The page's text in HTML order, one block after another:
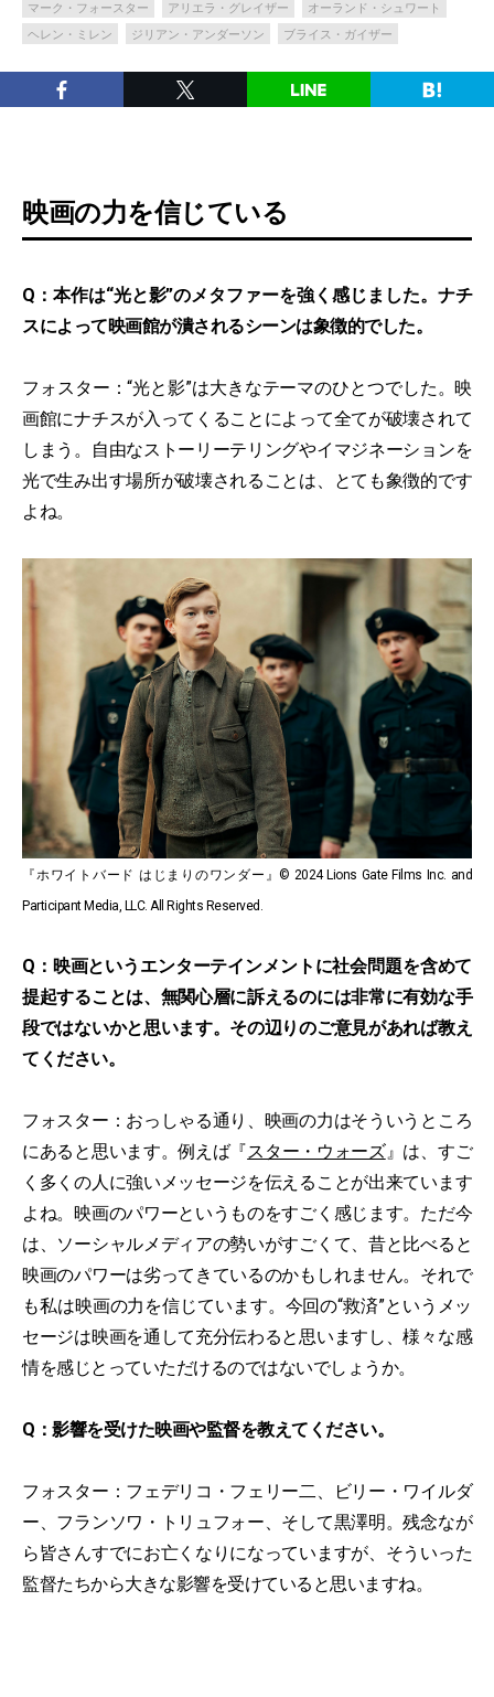
マーク・フォースター
アリエラ・グレイザー
オーランド・シュワート
ヘレン・ミレン
ジリアン・アンダーソン ブライス・ガイザー
映画の力を信じている
Q：本作は“光と影”のメタファーを強く感じました。ナチ
スによって映画館が潰されるシーンは象徴的でした。
フォスター：“光と影”は大きなテーマのひとつでした。映
画館にナチスが入ってくることによって全てが破壊されて
しまう。自由なストーリーテリングやイマジネーションを
光で生み出す場所が破壊されることは、とても象徴的です
よね。
『ホワイトバード はじまりのワンダー』© 2024 Lions Gate Films Inc. and
Participant Media, LLC. All Rights Reserved.
Q：映画というエンターテインメントに社会問題を含めて
提起することは、無関心層に訴えるのには非常に有効な手
段ではないかと思います。その辺りのご意見があれば教え
てください。
フォスター：おっしゃる通り、映画の力はそういうところ
にあると思います。例えば『スター・ウォーズ』は、すご
く多くの人に強いメッセージを伝えることが出来ています
よね。映画のパワーというものをすごく感じます。ただ今
は、ソーシャルメディアの勢いがすごくて、昔と比べると
映画のパワーは劣ってきているのかもしれません。それで
も私は映画の力を信じています。今回の“救済”というメッ
セージは映画を通して充分伝わると思いますし、様々な感
情を感じとっていただけるのではないでしょうか。
Q：影響を受けた映画や監督を教えてください。
フォスター：フェデリコ・フェリー二、ビリー・ワイルダ
ー、フランソワ・トリュフォー、そして黒澤明。残念なが
ら皆さんすでにお亡くなりになっていますが、そういった
監督たちから大きな影響を受けていると思いますね。